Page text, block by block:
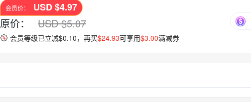
会员价： USD $4.97
原价： USD $5.07
会员等级已立减$0.10，再买$24.93可享用$3.00满减券